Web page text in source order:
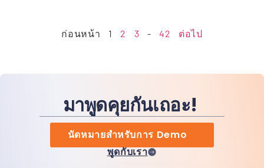
ก่อนหน้า 1 2 3 - 42 ต่อไป
มาพูดคุยกันเถอะ!
นัดหมายสำหรับการ Demo
พูดกับเรา